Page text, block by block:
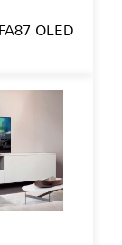
OLED